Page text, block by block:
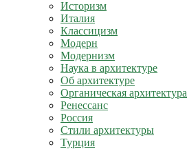
Историзм
Италия
Классицизм
Модерн
Модернизм
Наука в архитектуре
Об архитектуре
Органическая архитектура
Ренессанс
Россия
Стили архитектуры
Турция